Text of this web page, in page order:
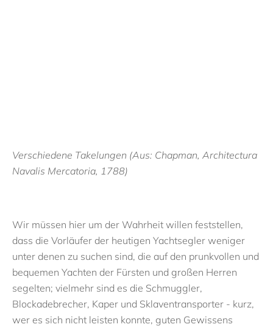
Verschiedene Takelungen (Aus: Chapman, Architectura
Navalis Mercatoria, 1788)
Wir müssen hier um der Wahrheit willen feststellen,
dass die Vorläufer der heutigen Yachtsegler weniger
unter denen zu suchen sind, die auf den prunkvollen und
bequemen Yachten der Fürsten und großen Herren
segelten; vielmehr sind es die Schmuggler,
Blockadebrecher, Kaper und Sklaventransporter - kurz,
wer es sich nicht leisten konnte, guten Gewissens